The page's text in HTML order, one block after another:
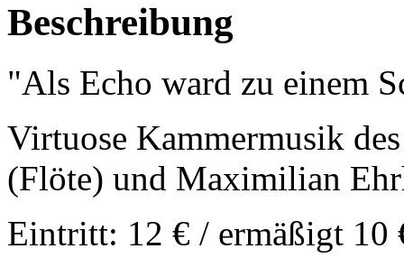
Beschreibung
"Als Echo ward zu einem
Virtuose Kammermusik
(Flöte) und Maximilian
Eintritt: 12 € / ermäßigt 10